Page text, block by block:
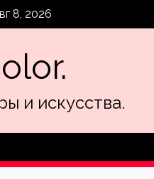
8, 2026
и искусства.